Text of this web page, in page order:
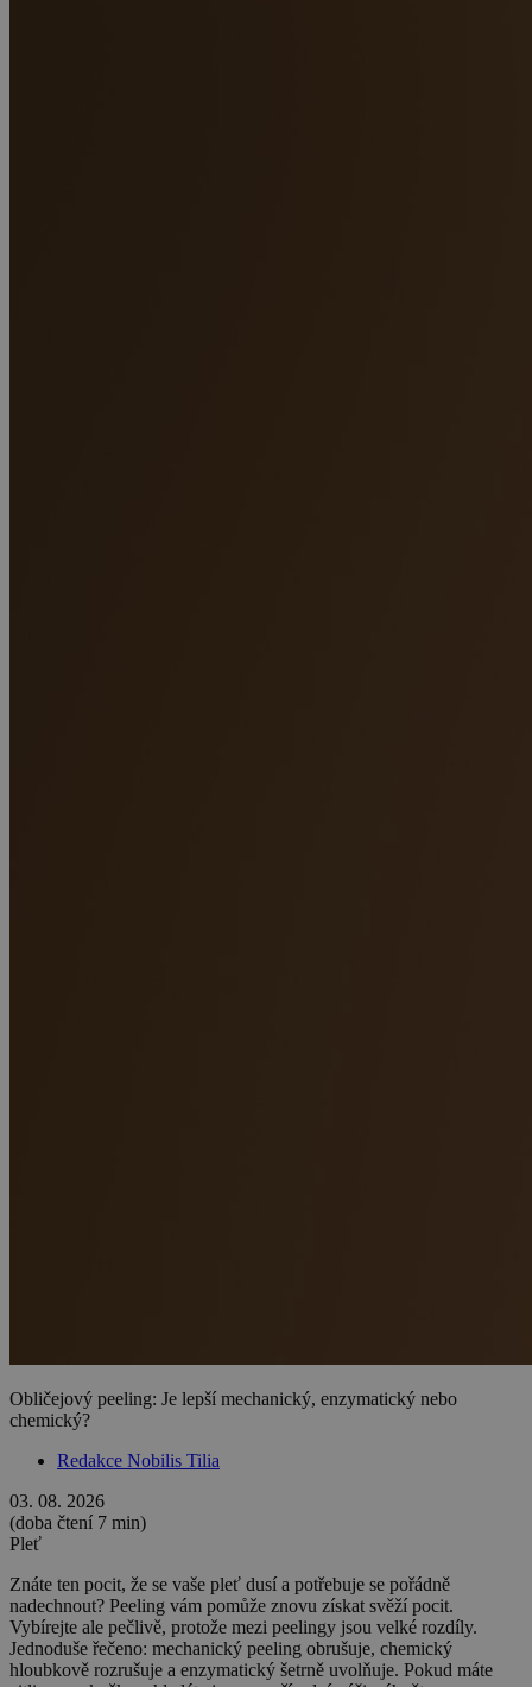
Obličejový peeling: Je lepší mechanický, enzymatický nebo
chemický?
Redakce Nobilis Tilia
03. 08. 2026
(doba čtení 7 min)
Pleť
Znáte ten pocit, že se vaše pleť dusí a potřebuje se pořádně
nadechnout? Peeling vám pomůže znovu získat svěží pocit.
Vybírejte ale pečlivě, protože mezi peelingy jsou velké rozdíly.
Jednoduše řečeno: mechanický peeling obrušuje, chemický
hloubkově rozrušuje a enzymatický šetrně uvolňuje. Pokud máte